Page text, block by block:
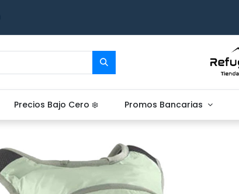
Precios Bajo Cero ❄️ Promos Bancarias